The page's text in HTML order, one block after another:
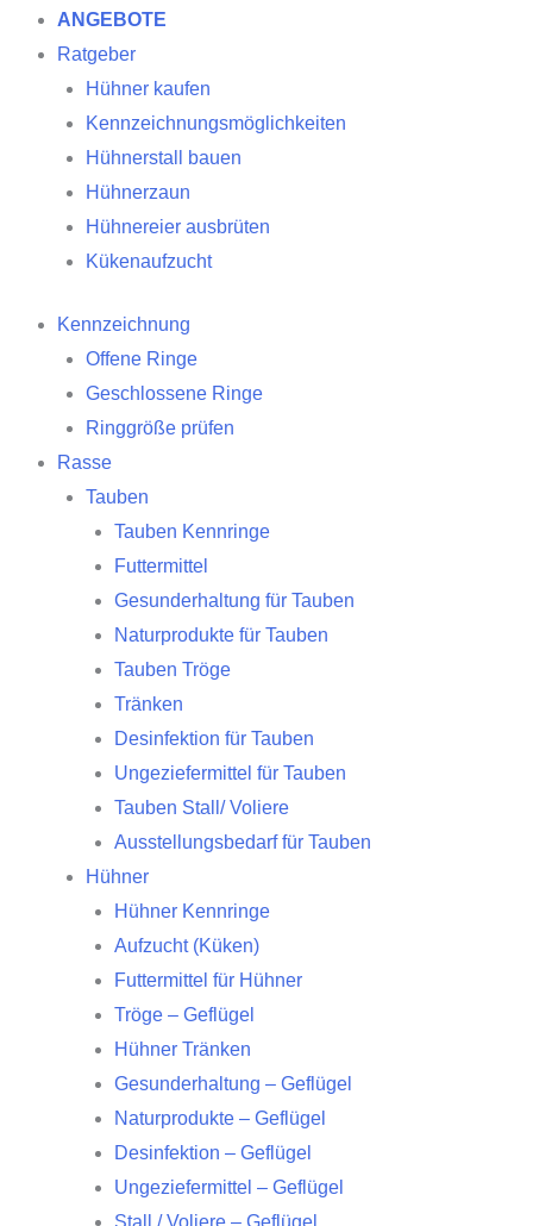
ANGEBOTE
Ratgeber
Hühner kaufen
Kennzeichnungsmöglichkeiten
Hühnerstall bauen
Hühnerzaun
Hühnereier ausbrüten
Kükenaufzucht
Kennzeichnung
Offene Ringe
Geschlossene Ringe
Ringgröße prüfen
Rasse
Tauben
Tauben Kennringe
Futtermittel
Gesunderhaltung für Tauben
Naturprodukte für Tauben
Tauben Tröge
Tränken
Desinfektion für Tauben
Ungeziefermittel für Tauben
Tauben Stall/ Voliere
Ausstellungsbedarf für Tauben
Hühner
Hühner Kennringe
Aufzucht (Küken)
Futtermittel für Hühner
Tröge – Geflügel
Hühner Tränken
Gesunderhaltung – Geflügel
Naturprodukte – Geflügel
Desinfektion – Geflügel
Ungeziefermittel – Geflügel
Stall / Voliere – Geflügel